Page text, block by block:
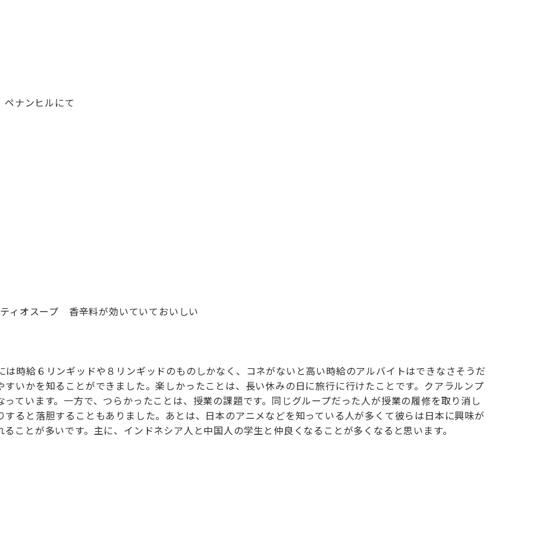
ペナンヒルにて
ィオスープ 香辛料が効いていておいしい
時給６リンギッドや８リンギッドのものしかなく、コネがないと高い時給のアルバイトはできなさそうだ
いかを知ることができました。楽しかったことは、長い休みの日に旅行に行けたことです。クアラルンプ
ています。一方で、つらかったことは、授業の課題です。同じグループだった人が授業の履修を取り消し
ると落胆することもありました。あとは、日本のアニメなどを知っている人が多くて彼らは日本に興味が
ことが多いです。主に、インドネシア人と中国人の学生と仲良くなることが多くなると思います。